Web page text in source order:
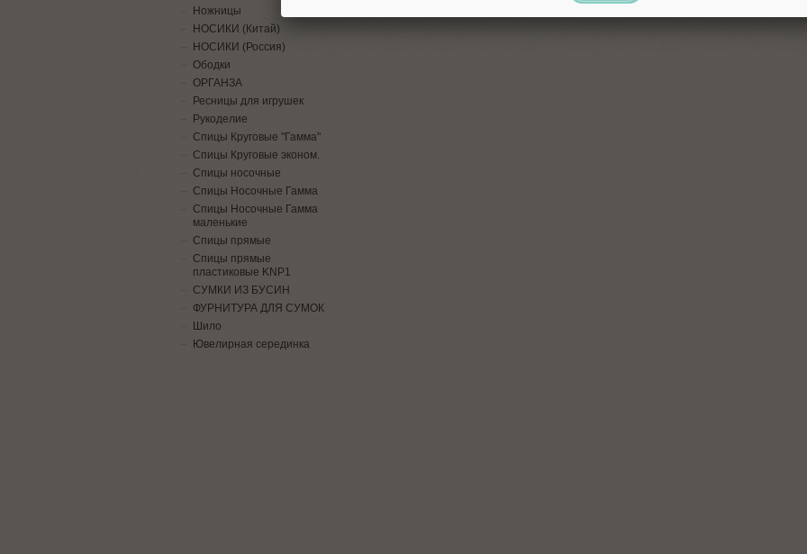
Ножницы
НОСИКИ (Китай)
НОСИКИ (Россия)
Ободки
ОРГАНЗА
Ресницы для игрушек
Рукоделие
Спицы Круговые "Гамма"
Спицы Круговые эконом.
Спицы носочные
Спицы Носочные Гамма
Спицы Носочные Гамма
маленькие
Спицы прямые
Спицы прямые
пластиковые KNP1
СУМКИ ИЗ БУСИН
ФУРНИТУРА ДЛЯ СУМОК
Шило
Ювелирная серединка